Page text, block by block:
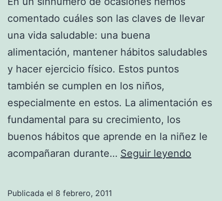
comentado cuáles son las claves de llevar
una vida saludable: una buena
alimentación, mantener hábitos saludables
y hacer ejercicio físico. Estos puntos
también se cumplen en los niños,
especialmente en estos. La alimentación es
fundamental para su crecimiento, los
buenos hábitos que aprende en la niñez le
acompañaran durante… Seguir leyendo
Publicada el 8 febrero, 2011